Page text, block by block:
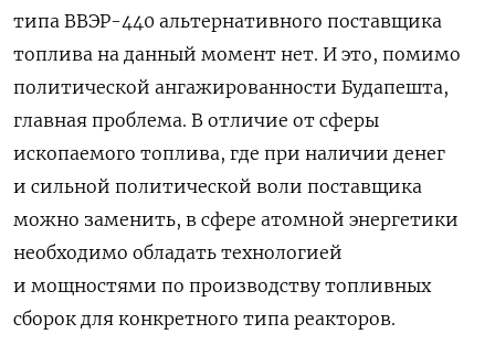
типа ВВЭР-440 альтернативного поставщика
топлива на данный момент нет. И это, помимо
политической ангажированности Будапешта,
главная проблема. В отличие от сферы
ископаемого топлива, где при наличии денег
и сильной политической воли поставщика
можно заменить, в сфере атомной энергетики
необходимо обладать технологией
и мощностями по производству топливных
сборок для конкретного типа реакторов.